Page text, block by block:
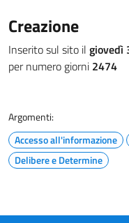
Creazione
Inserito sul sito il giovedì
per numero giorni 2474
Argomenti:
Accesso all'informazione
Delibere e Determine